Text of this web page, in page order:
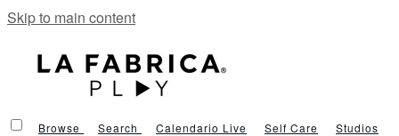
Skip to main content
Browse Search Calendario Live Self Care
Studios